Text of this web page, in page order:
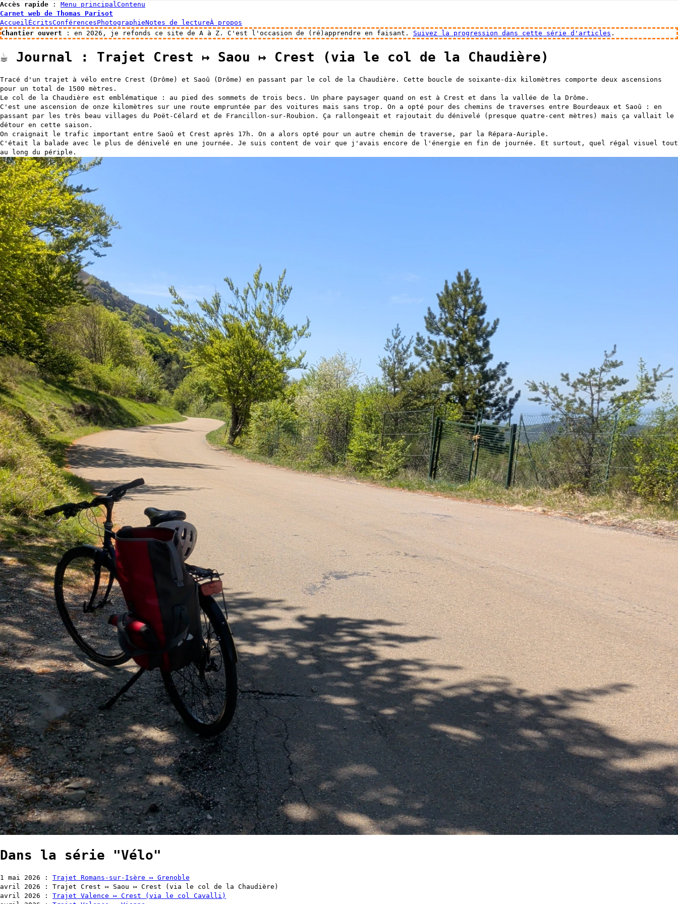
Accès rapide : Menu principalContenu
Carnet web de Thomas Parisot
AccueilÉcritsConférencesPhotographieNotes de lectureÀ propos
Chantier ouvert : en 2026, je refonds ce site de A à Z. C'est l'occasion de (ré)apprendre en faisant. Suivez la progression dans cette série d'articles .
☕️ Journal : Trajet Crest ↦ Saou ↦ Crest (via le col de la Chaudière)
Tracé d'un trajet à vélo entre Crest (Drôme) et Saoû (Drôme) en passant par le col de la Chaudière. Cette boucle de soixante-dix kilomètres comporte deux ascensions
pour un total de 1500 mètres.
Le col de la Chaudière est emblématique : au pied des sommets de trois becs. Un phare paysager quand on est à Crest et dans la vallée de la Drôme.
C'est une ascension de onze kilomètres sur une route empruntée par des voitures mais sans trop. On a opté pour des chemins de traverses entre Bourdeaux et Saoû : en
passant par les très beau villages du Poët-Célard et de Francillon-sur-Roubion. Ça rallongeait et rajoutait du dénivelé (presque quatre-cent mètres) mais ça vallait le
détour en cette saison.
On craignait le trafic important entre Saoû et Crest après 17h. On a alors opté pour un autre chemin de traverse, par la Répara-Auriple.
C'était la balade avec le plus de dénivelé en une journée. Je suis content de voir que j'avais encore de l'énergie en fin de journée. Et surtout, quel régal visuel tout
au long du périple.
Dans la série Vélo
1 mai 2026 :
Trajet Romans-sur-Isère ↦ Grenoble
avril 2026
:
Trajet Crest ↦ Saou ↦ Crest (via le col de la Chaudière)
avril 2026
:
Trajet Valence ↦ Crest (via le col Cavalli)